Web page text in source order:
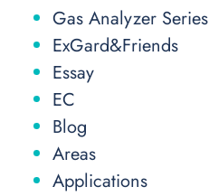
Gas Analyzer Series
ExGard&Friends
Essay
EC
Blog
Areas
Applications